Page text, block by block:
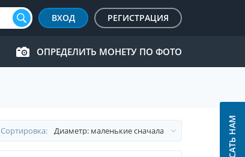
ВХОД РЕГИСТРАЦИЯ
ОПРЕДЕЛИТЬ МОНЕТУ ПО ФОТО
Cортировка: